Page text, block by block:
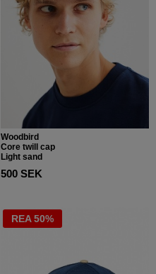
Woodbird
Core twill cap
Light sand
500 SEK
REA 50%